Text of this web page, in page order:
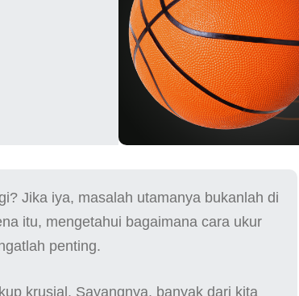
Jika iya, masalah utamanya bukanlah di
itu, mengetahui bagaimana cara ukur
penting.
krusial. Sayangnya, banyak dari kita